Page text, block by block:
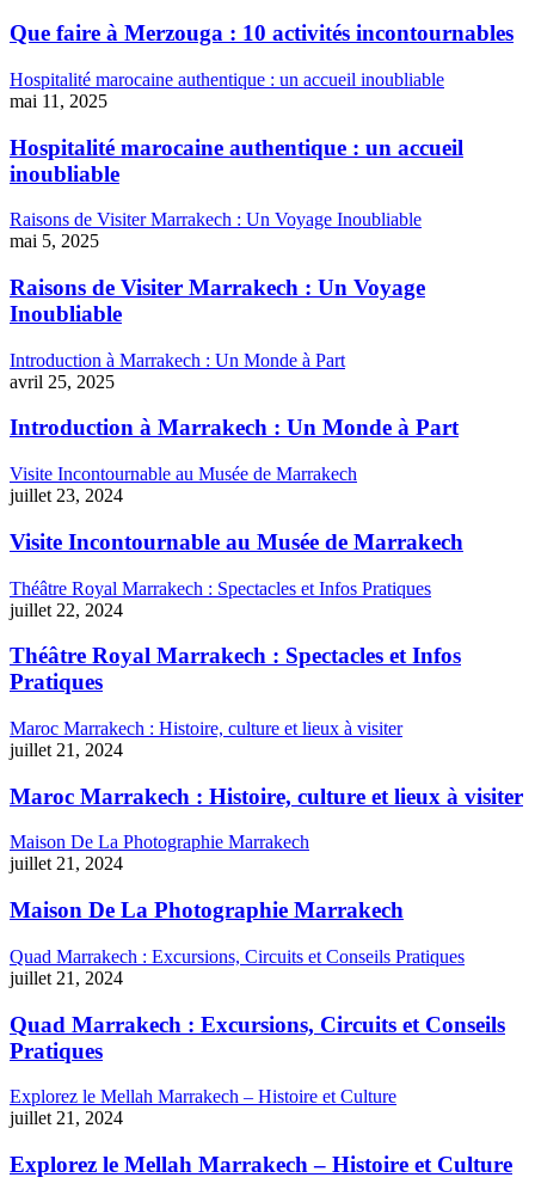
Que faire à Merzouga : 10 activités incontournables
Hospitalité marocaine authentique : un accueil inoubliable
mai 11, 2025
Hospitalité marocaine authentique : un accueil
inoubliable
Raisons de Visiter Marrakech : Un Voyage Inoubliable
mai 5, 2025
Raisons de Visiter Marrakech : Un Voyage
Inoubliable
Introduction à Marrakech : Un Monde à Part
avril 25, 2025
Introduction à Marrakech : Un Monde à Part
Visite Incontournable au Musée de Marrakech
juillet 23, 2024
Visite Incontournable au Musée de Marrakech
Théâtre Royal Marrakech : Spectacles et Infos Pratiques
juillet 22, 2024
Théâtre Royal Marrakech : Spectacles et Infos
Pratiques
Maroc Marrakech : Histoire, culture et lieux à visiter
juillet 21, 2024
Maroc Marrakech : Histoire, culture et lieux à visiter
Maison De La Photographie Marrakech
juillet 21, 2024
Maison De La Photographie Marrakech
Quad Marrakech : Excursions, Circuits et Conseils Pratiques
juillet 21, 2024
Quad Marrakech : Excursions, Circuits et Conseils
Pratiques
Explorez le Mellah Marrakech – Histoire et Culture
juillet 21, 2024
Explorez le Mellah Marrakech – Histoire et Culture